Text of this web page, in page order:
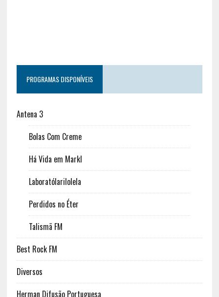
PROGRAMAS DISPONÍVEIS
Antena 3
Bolas Com Creme
Há Vida em Markl
Laboratólarilolela
Perdidos no Éter
Talismã FM
Best Rock FM
Diversos
Herman Difusão Portuguesa